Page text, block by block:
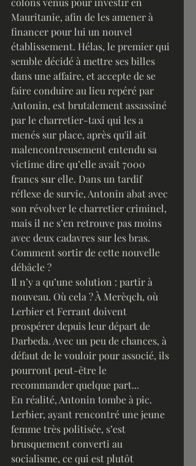
Mauritanie, afin de les amener à
financer pour lui un nouvel
établissement. Hélas, le premier qui
semble décidé à mettre ses billes
dans une affaire, et accepte de se
faire conduire au lieu repéré par
Antonin, est brutalement assassiné
par le charretier-taxi qui les a
menés sur place, après qu'il ait
malencontreusement entendu sa
victime dire qu’elle avait 7000
francs sur elle. Dans un tardif
réflexe de survie, Antonin abat avec
son révolver le charretier criminel,
mais il ne s’en retrouve pas moins
avec deux cadavres sur les bras.
Comment sortir de cette nouvelle
débâcle ?
Il n’y a qu’une solution : partir à
nouveau. Où cela ? À Merèqch, où
Lerbier et Ferrant doivent
prospérer depuis leur départ de
Darbeda. Avec un peu de chances, à
défaut de le vouloir pour associé, ils
pourront peut-être le
recommander quelque part...
En réalité, Antonin tombe à pic.
Lerbier, ayant rencontré une jeune
femme très politisée, s’est
brusquement converti au
socialisme, ce qui est plutôt